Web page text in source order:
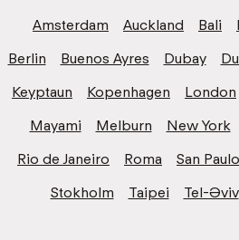
Amsterdam Auckland Bali
Berlin
Buenos Ayres Dubay
Keyptaun
Kopenhagen London
Mayami
Melburn New York
Rio de Janeiro
Roma San Paulo
Stokholm
Taipei Tel-Əviv